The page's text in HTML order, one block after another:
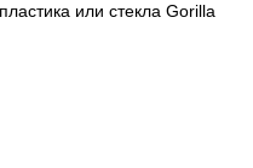
или стекла Gorilla